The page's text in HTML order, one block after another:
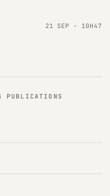
21 SEP · 10H47
PUBLICATIONS